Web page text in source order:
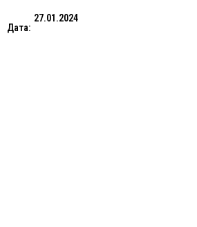
Дата:
27.01.2024